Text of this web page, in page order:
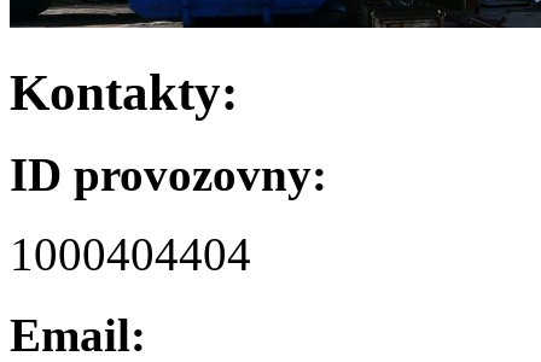
Kontakty:
ID provozovny:
1000404404
Email: